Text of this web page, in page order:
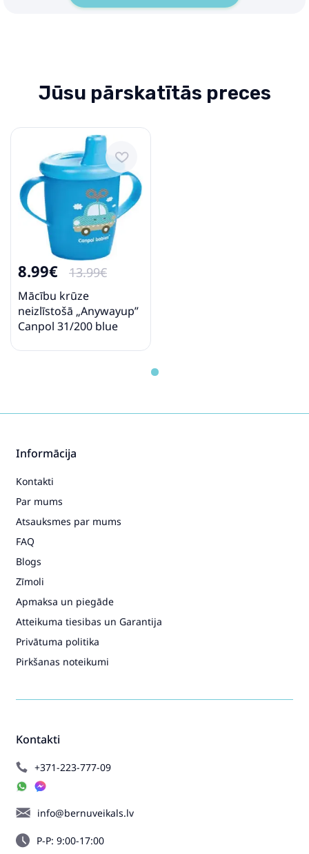
Jūsu pārskatītās preces
8.99€ 13.99€
Mācību krūze
neizlīstošā „Anywayup”
Canpol 31/200 blue
Kontakti
+371-223-777-09
info@bernuveikals.lv
P-P: 9:00-17:00
Informācija
Kontakti
Par mums
Atsauksmes par mums
FAQ
Blogs
Zīmoli
Apmaksa un piegāde
Atteikuma tiesibas un Garantija
Privātuma politika
Pirkšanas noteikumi